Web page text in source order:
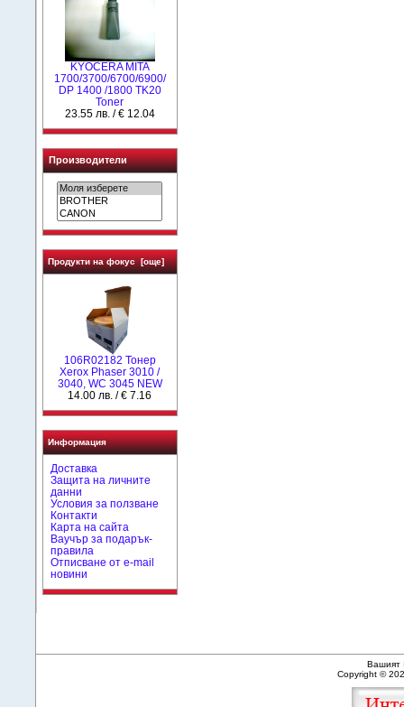
KYOCERA MITA
1700/3700/6700/6900/
DP 1400 /1800 TK20
Toner
23.55 лв. / € 12.04
Производители
Продукти на фокус [още]
106R02182 Тонер
Xerox Phaser 3010 /
3040, WC 3045 NEW
14.00 лв. / € 7.16
Информация
Доставка
Защита на личните
данни
Условия за ползване
Контакти
Карта на сайта
Ваучър за подарък-
правила
Отписване от e-mail
новини
Вашият
Copyright ©